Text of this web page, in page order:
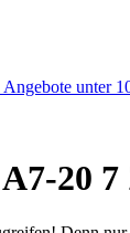
unter
20